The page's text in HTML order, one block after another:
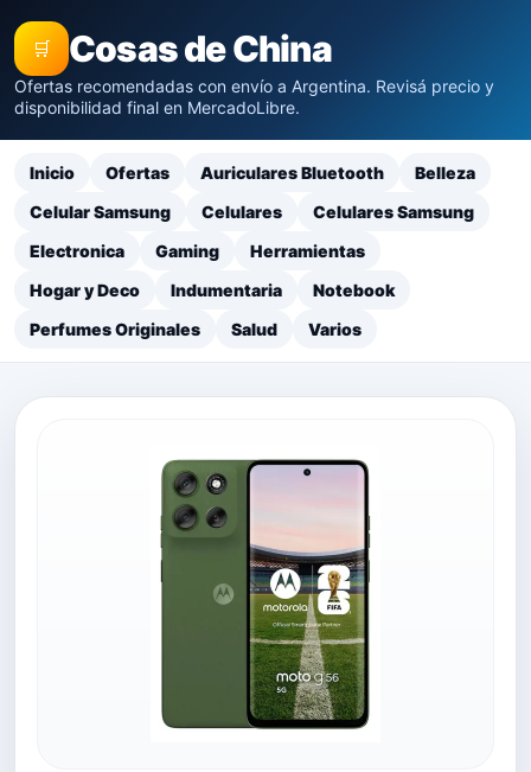
🛒 Cosas de China
Ofertas recomendadas con envío a Argentina. Revisá precio y
disponibilidad final en MercadoLibre.
Inicio Ofertas Auriculares Bluetooth
Belleza
Celular Samsung
Celulares
Celulares Samsung
Electronica
Gaming
Herramientas
Hogar y Deco
Indumentaria
Notebook
Perfumes Originales
Salud Varios